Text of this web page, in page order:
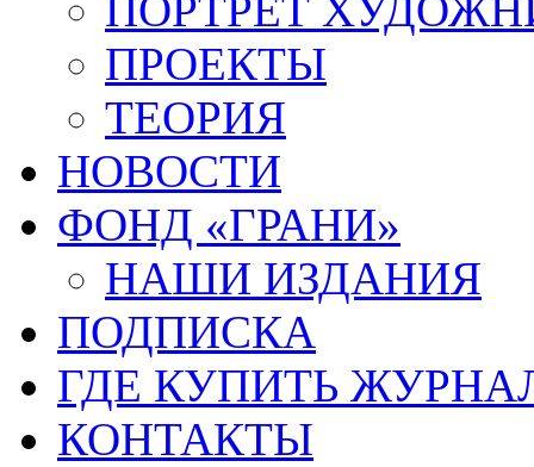
ПОРТРЕТ
ПРОЕКТЫ
ТЕОРИЯ
НОВОСТИ
ФОНД «ГРАНИ»
НАШИ ИЗДАНИЯ
ПОДПИСКА
ГДЕ КУПИТЬ
КОНТАКТЫ